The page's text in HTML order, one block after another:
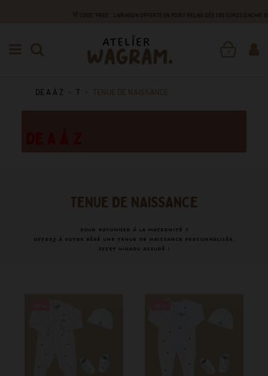
CODE "FREE" : LIVRAISON OFFERTE EN POINT RELAIS DÈS 100 EUROS D'ACHAT
DE A À Z T TENUE DE NAISSANCE
TENUE DE NAISSANCE
Pour rayonner à la maternité ?
Offrez à votre bébé une tenue de naissance personnalisée.
Effet WHAOU assuré !